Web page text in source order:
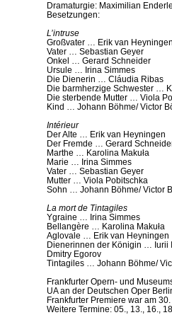
Dramaturgie: Maximilian
Besetzungen:
L’intruse
Großvater … Erik van
Vater … Sebastian Geyer
Onkel … Gerard Schneider
Ursule … Irina Simmes
Die Dienerin … Cláudia Ribas
Die barmherzige Schwester …
Die sterbende Mutter … Viola
Kind … Johann Böhme/ Victor
Intérieur
Der Alte … Erik van Heyningen
Der Fremde … Gerard
Marthe … Karolina Makuła
Marie … Irina Simmes
Vater … Sebastian Geyer
Mutter … Viola Pobitschka
Sohn … Johann Böhme/ Victor
La mort de Tintagiles
Ygraine … Irina Simmes
Bellangère … Karolina Makuła
Aglovale … Erik van Heyningen
Dienerinnen der Königin … Iurii
Dmitry Egorov
Tintagiles … Johann Böhme/
Frankfurter Opern- und
UA an der Deutschen Oper
Frankfurter Premiere war am
Weitere Termine: 05., 13., 16.,